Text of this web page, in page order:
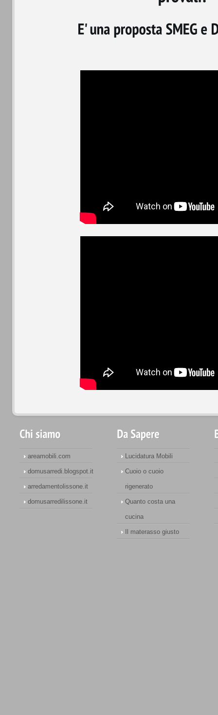
areamobili.com
domusarredi.blogspot.it
arredamentolissone.it
domusarredilissone.it
Lucidatura Mobili
Cuoio o cuoio
rigenerato
Quanto costa una
cucina
Il materasso giusto